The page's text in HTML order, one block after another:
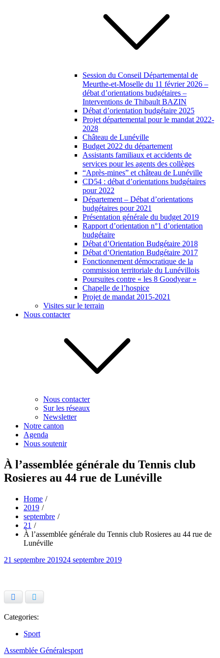
Session du Conseil Départemental de
Meurthe-et-Moselle du 11 février 2026 –
débat d’orientations budgétaires –
Interventions de Thibault BAZIN
Débat d’orientation budgétaire 2025
Projet départemental pour le mandat 2022-
2028
Château de Lunéville
Budget 2022 du département
Assistants familiaux et accidents de
services pour les agents des collèges
“Après-mines” et château de Lunéville
CD54 : débat d’orientations budgétaires
pour 2022
Département – Débat d’orientations
budgétaires pour 2021
Présentation générale du budget 2019
Rapport d’orientation n°1 d’orientation
budgétaire
Débat d’Orientation Budgétaire 2018
Débat d’Orientation Budgétaire 2017
Fonctionnement démocratique de la
commission territoriale du Lunévillois
Poursuites contre « les 8 Goodyear »
Chapelle de l’hospice
Projet de mandat 2015-2021
Visites sur le terrain
Nous contacter
Nous contacter
Sur les réseaux
Newsletter
Notre canton
Agenda
Nous soutenir
À l’assemblée générale du Tennis club
Rosieres au 44 rue de Lunéville
Home
2019
septembre
21
À l’assemblée générale du Tennis club Rosieres au 44 rue de
Lunéville
Posted
21 septembre 201924 septembre 2019
Categories:
Sport
Assemblée Généralesport